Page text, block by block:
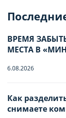
ВРЕМЯ
МЕСТА В
6.08.2026
Как
снимаете
Количество
Взрослые
Заезд